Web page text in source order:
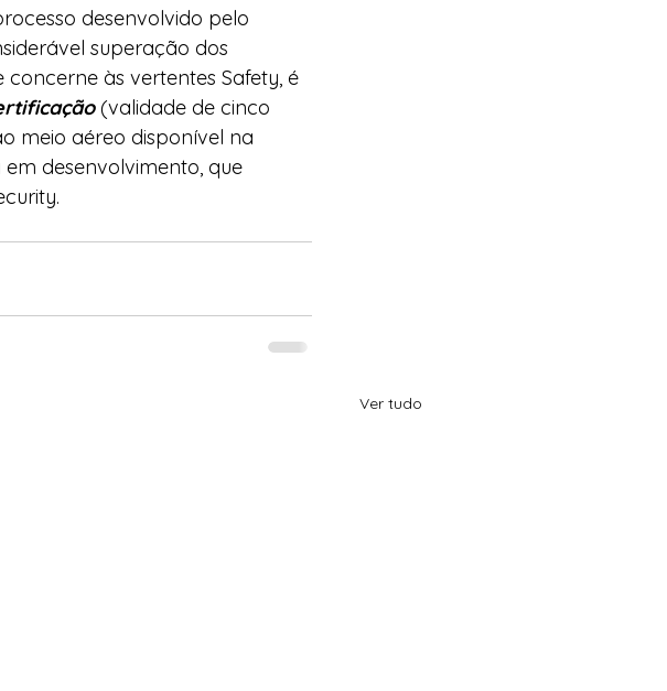
desenvolvido pelo
superação dos
concerne às vertentes Safety, é
(validade de cinco
meio aéreo disponível na
desenvolvimento, que
Ver tudo